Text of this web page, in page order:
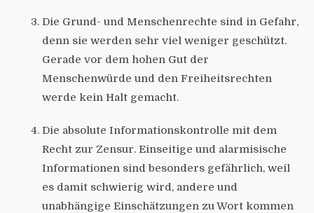
Die Grund- und Menschenrechte sind in Gefahr,
denn sie werden sehr viel weniger geschützt.
Gerade vor dem hohen Gut der
Menschenwürde und den Freiheitsrechten
werde kein Halt gemacht.
Die absolute Informationskontrolle mit dem
Recht zur Zensur. Einseitige und alarmisische
Informationen sind besonders gefährlich, weil
es damit schwierig wird, andere und
unabhängige Einschätzungen zu Wort kommen